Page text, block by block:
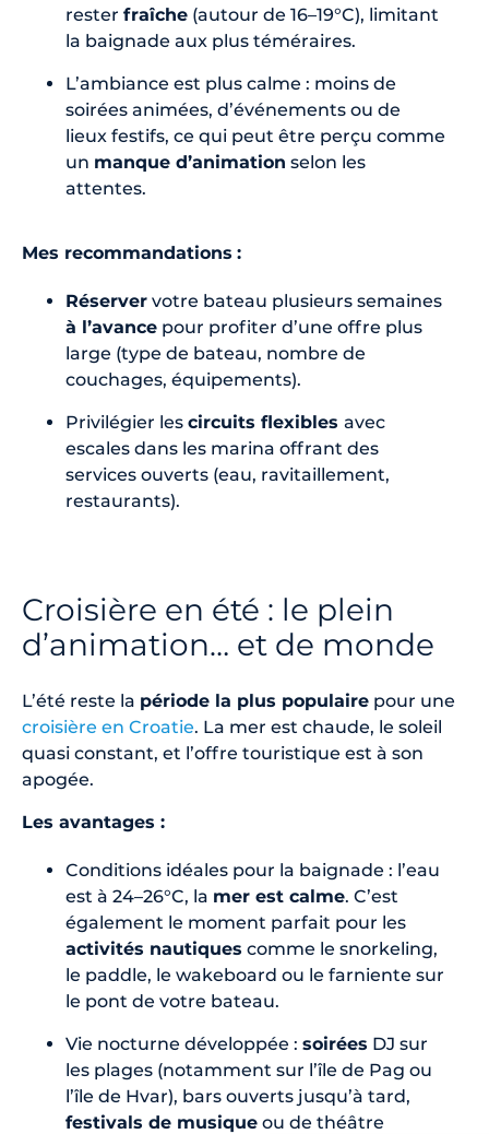
rester fraîche (autour de 16–19°C), limitant
la baignade aux plus téméraires.
L’ambiance est plus calme : moins de
soirées animées, d’événements ou de
lieux festifs, ce qui peut être perçu comme
un manque d’animation selon les
attentes.
Mes recommandations :
Réserver votre bateau plusieurs semaines
à l’avance pour profiter d’une offre plus
large (type de bateau, nombre de
couchages, équipements).
Privilégier les circuits flexibles avec
escales dans les marina offrant des
services ouverts (eau, ravitaillement,
restaurants).
Croisière en été : le plein
d’animation… et de monde
L’été reste la période la plus populaire pour une
croisière en Croatie. La mer est chaude, le soleil
quasi constant, et l’offre touristique est à son
apogée.
Les avantages :
Conditions idéales pour la baignade : l’eau
est à 24–26°C, la mer est calme. C’est
également le moment parfait pour les
activités nautiques comme le snorkeling,
le paddle, le wakeboard ou le farniente sur
le pont de votre bateau.
Vie nocturne développée : soirées DJ sur
les plages (notamment sur l’île de Pag ou
l’île de Hvar), bars ouverts jusqu’à tard,
festivals de musique ou de théâtre